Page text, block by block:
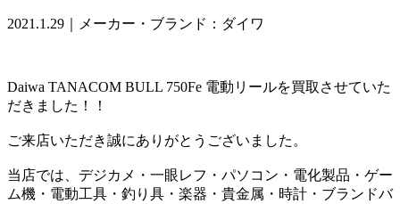
2021.1.29｜メーカー・ブランド：ダイワ
Daiwa TANACOM BULL 750Fe 電動リールを買取させていた
だきました！！
ご来店いただき誠にありがとうございました。
当店では、デジカメ・一眼レフ・パソコン・電化製品・ゲー
ム機・電動工具・釣り具・楽器・貴金属・時計・ブランドバ